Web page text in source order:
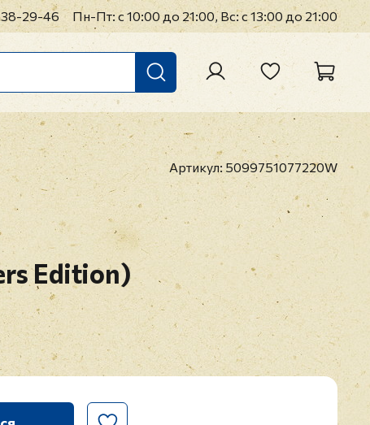
29-46 Пн-Пт: с 10:00 до 21:00, Вс: с 13:00 до 21:00
Артикул: 5099751077220W
Edition)